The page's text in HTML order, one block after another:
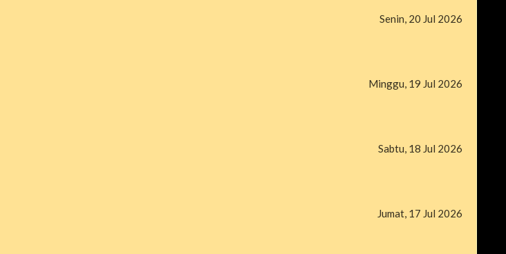
Senin, 20 Jul 2026
Minggu, 19 Jul 2026
Sabtu, 18 Jul 2026
Jumat, 17 Jul 2026